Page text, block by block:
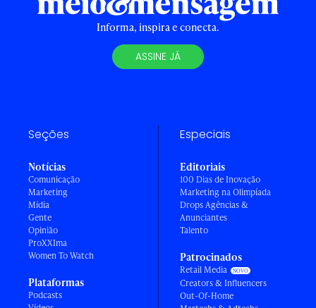
Informa, inspira e conecta.
ASSINE JÁ
Seções
Notícias
Comunicação
Marketing
Mídia
Gente
Opinião
ProXXIma
Women To Watch
Plataformas
Podcasts
Especiais
Editoriais
100 Dias de Inovação
Marketing na Olimpíada
Drops Agências &
Anunciantes
Talento
Patrocinados
Retail Media
Creators & Influencers
Out-Of-Home